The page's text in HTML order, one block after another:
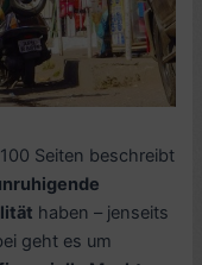
Seiten beschreibt
haben – jenseits
geht es um